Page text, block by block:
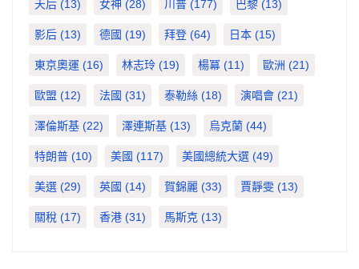
天后 (13) 女神 (28) 川普 (177) 巴黎 (13)
影后 (13) 德國 (19) 拜登 (64) 日本 (15)
東京奧運 (16) 林志玲 (19) 楊冪 (11) 歐洲 (21)
歐盟 (12) 法國 (31) 泰勒絲 (18) 演唱會 (21)
澤倫斯基 (22) 澤連斯基 (13) 烏克蘭 (44)
特朗普 (10) 美國 (117) 美國總統大選 (49)
美選 (29) 英國 (14) 賀錦麗 (33) 賈靜雯 (13)
關稅 (17) 香港 (31) 馬斯克 (13)